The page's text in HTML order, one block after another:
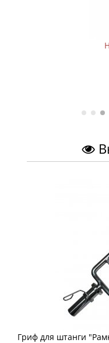
Гриф для штанги